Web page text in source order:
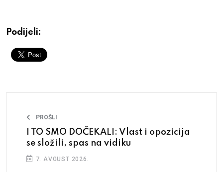
Podijeli:
PROŠLI
I TO SMO DOČEKALI: Vlast i opozicija
se složili, spas na vidiku
7. AVGUST 2026.